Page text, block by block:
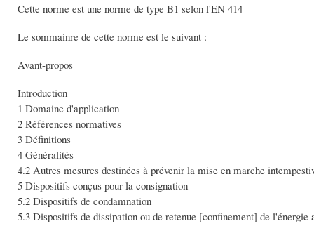
Cette norme est une norme de type B1 selon l'EN 414
Le sommainre de cette norme est le suivant :
Avant-propos
Introduction
1 Domaine d'application
2 Références normatives
3 Définitions
4 Généralités
4.2 Autres mesures destinées à prévenir la mise en marche
5 Dispositifs conçus pour la consignation
5.2 Dispositifs de condamnation
5.3 Dispositifs de dissipation ou de retenue [confinement] de l'énergie